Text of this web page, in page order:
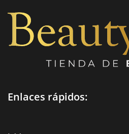
Enlaces rápidos: